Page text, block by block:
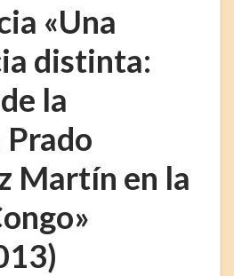
«Una
distinta:
la
Martín en la